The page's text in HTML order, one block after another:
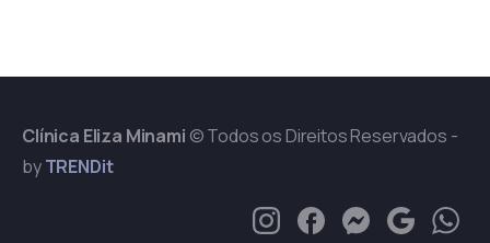
Clínica Eliza Minami © Todos os Direitos Reservados -
byTRENDit